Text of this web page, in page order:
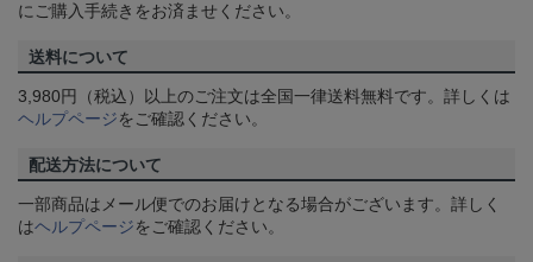
にご購入手続きをお済ませください。
送料について
3,980円（税込）以上のご注文は全国一律送料無料です。詳しくは
ヘルプページをご確認ください。
配送方法について
一部商品はメール便でのお届けとなる場合がございます。詳しく
はヘルプページをご確認ください。